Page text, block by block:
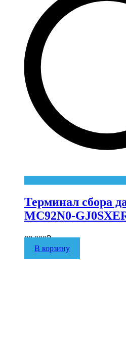
Терминал сбора
MC92N0-
88 000₽
В корзину